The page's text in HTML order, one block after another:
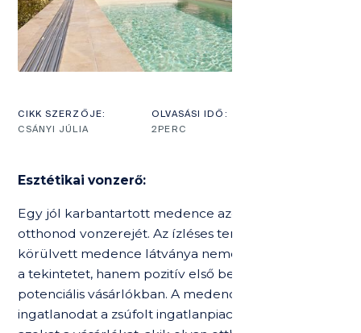
CIKK SZERZŐJE:
OLVASÁSI IDŐ:
CSÁNYI JÚLIA
2PERC
Esztétikai vonzerő:
Egy jól karbantartott medence azonnal növelheti
otthonod vonzerejét. Az ízléses tereprendezéssel
körülvett medence látványa nemcsak megragadja
a tekintetet, hanem pozitív első benyomást is kelt a
potenciális vásárlókban. A medence kiemelheti
ingatlanodat a zsúfolt ingatlanpiacon, és vonzza